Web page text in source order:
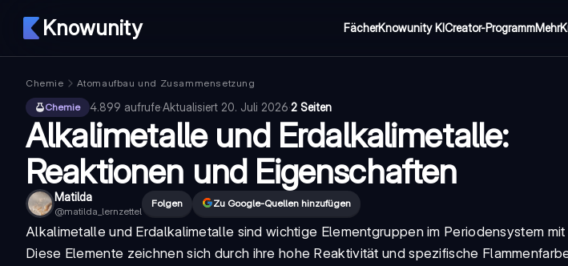
Knowunity FächerKnowunity KICreator-ProgrammMehr
Chemie
Atomaufbau und Zusammensetzung
Chemie
4.899 aufrufe·Aktualisiert 20. Juli 2026·2 Seiten
Alkalimetalle und Erdalkalimetalle:
Reaktionen und Eigenschaften
Matilda
@matilda_lernzettel
Folgen Zu Google-Quellen hinzufügen
Alkalimetalle und Erdalkalimetalle sind wichtige Elementgruppen im Periodensystem
Diese Elemente zeichnen sich durch ihre hohe Reaktivität und spezifische